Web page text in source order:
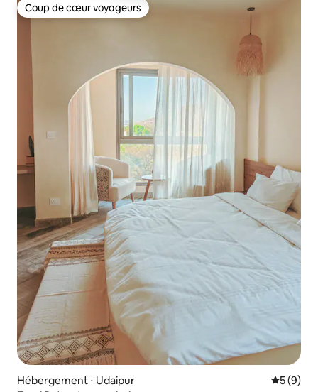
Coup de cœur voyageurs
Coup de cœur voyageurs
Hébergement ⋅ Udaipur
5 (9)